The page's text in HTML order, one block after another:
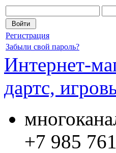
Регистрация
Забыли свой пароль?
Интернет-
дартс,
+7 985